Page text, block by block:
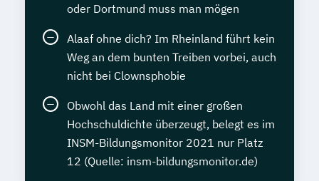
oder Dortmund muss man mögen
Alaaf ohne dich? Im Rheinland führt kein
Weg an dem bunten Treiben vorbei, auch
nicht bei Clownsphobie
Obwohl das Land mit einer großen
Hochschuldichte überzeugt, belegt es im
INSM-Bildungsmonitor 2021 nur Platz
12 (Quelle: insm-bildungsmonitor.de)